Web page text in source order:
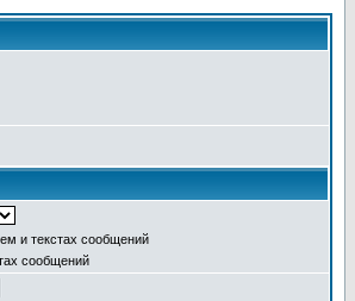
и текстах сообщений
сообщений